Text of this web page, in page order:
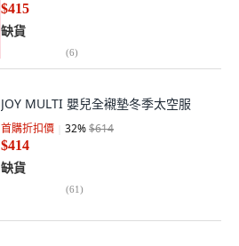
$415
缺貨
(6)
JOY MULTI 嬰兒全襯墊冬季太空服
首購折扣價 32%$614
$414
缺貨
(61)